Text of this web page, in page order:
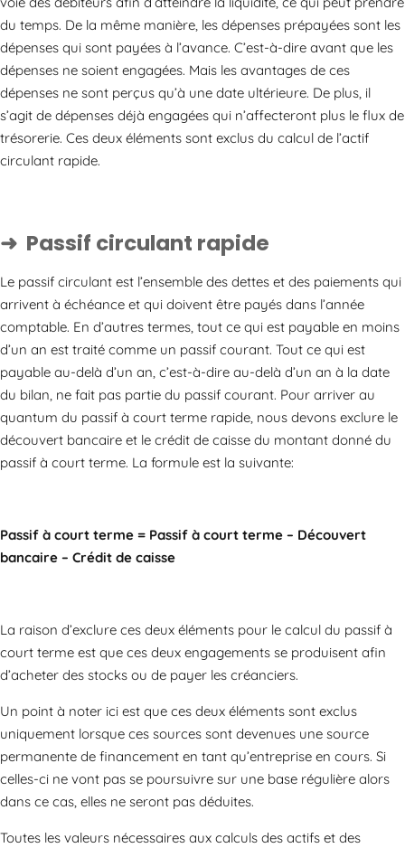
du temps. De la même manière, les dépenses prépayées sont les
dépenses qui sont payées à l’avance. C’est-à-dire avant que les
dépenses ne soient engagées. Mais les avantages de ces
dépenses ne sont perçus qu’à une date ultérieure. De plus, il
s’agit de dépenses déjà engagées qui n’affecteront plus le flux de
trésorerie. Ces deux éléments sont exclus du calcul de l’actif
circulant rapide.
Passif circulant rapide
Le passif circulant est l’ensemble des dettes et des paiements qui
arrivent à échéance et qui doivent être payés dans l’année
comptable. En d’autres termes, tout ce qui est payable en moins
d’un an est traité comme un passif courant. Tout ce qui est
payable au-delà d’un an, c’est-à-dire au-delà d’un an à la date
du bilan, ne fait pas partie du passif courant. Pour arriver au
quantum du passif à court terme rapide, nous devons exclure le
découvert bancaire et le crédit de caisse du montant donné du
passif à court terme. La formule est la suivante:
Passif à court terme = Passif à court terme – Découvert
bancaire – Crédit de caisse
La raison d’exclure ces deux éléments pour le calcul du passif à
court terme est que ces deux engagements se produisent afin
d’acheter des stocks ou de payer les créanciers.
Un point à noter ici est que ces deux éléments sont exclus
uniquement lorsque ces sources sont devenues une source
permanente de financement en tant qu’entreprise en cours. Si
celles-ci ne vont pas se poursuivre sur une base régulière alors
dans ce cas, elles ne seront pas déduites.
Toutes les valeurs nécessaires aux calculs des actifs et des